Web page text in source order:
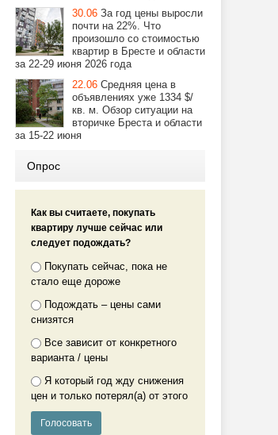
30.06 За год цены выросли
почти на 22%. Что
произошло со стоимостью
квартир в Бресте и области
за 22-29 июня 2026 года
22.06 Средняя цена в
объявлениях уже 1334 $/
кв. м. Обзор ситуации на
вторичке Бреста и области
за 15-22 июня
Опрос
Как вы считаете, покупать
квартиру лучше сейчас или
следует подождать?
Покупать сейчас, пока не
стало еще дороже
Подождать – цены сами
снизятся
Все зависит от конкретного
варианта / цены
Я который год жду снижения
цен и только потерял(а) от этого